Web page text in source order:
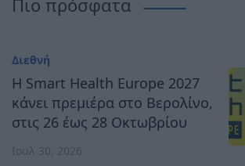
Read More
15 Ιουλίου 2026
12th MedTech
Conference: Δύο
Πιο πρόσφατα
Διεθνή
H Smart Health Europe 2027
κάνει πρεμιέρα στο Βερολίνο,
στις 26 έως 28 Οκτωβρίου
Ιουλ 30, 2026